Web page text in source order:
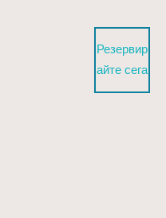
Резервир
айте сега